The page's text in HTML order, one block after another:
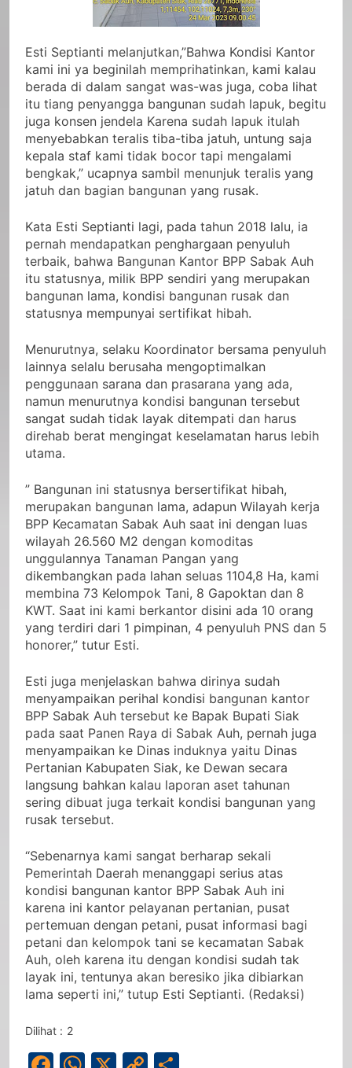
Esti Septianti melanjutkan,”Bahwa Kondisi Kantor
kami ini ya beginilah memprihatinkan, kami kalau
berada di dalam sangat was-was juga, coba lihat
itu tiang penyangga bangunan sudah lapuk, begitu
juga konsen jendela Karena sudah lapuk itulah
menyebabkan teralis tiba-tiba jatuh, untung saja
kepala staf kami tidak bocor tapi mengalami
bengkak,” ucapnya sambil menunjuk teralis yang
jatuh dan bagian bangunan yang rusak.
Kata Esti Septianti lagi, pada tahun 2018 lalu, ia
pernah mendapatkan penghargaan penyuluh
terbaik, bahwa Bangunan Kantor BPP Sabak Auh
itu statusnya, milik BPP sendiri yang merupakan
bangunan lama, kondisi bangunan rusak dan
statusnya mempunyai sertifikat hibah.
Menurutnya, selaku Koordinator bersama penyuluh
lainnya selalu berusaha mengoptimalkan
penggunaan sarana dan prasarana yang ada,
namun menurutnya kondisi bangunan tersebut
sangat sudah tidak layak ditempati dan harus
direhab berat mengingat keselamatan harus lebih
utama.
” Bangunan ini statusnya bersertifikat hibah,
merupakan bangunan lama, adapun Wilayah kerja
BPP Kecamatan Sabak Auh saat ini dengan luas
wilayah 26.560 M2 dengan komoditas
unggulannya Tanaman Pangan yang
dikembangkan pada lahan seluas 1104,8 Ha, kami
membina 73 Kelompok Tani, 8 Gapoktan dan 8
KWT. Saat ini kami berkantor disini ada 10 orang
yang terdiri dari 1 pimpinan, 4 penyuluh PNS dan 5
honorer,” tutur Esti.
Esti juga menjelaskan bahwa dirinya sudah
menyampaikan perihal kondisi bangunan kantor
BPP Sabak Auh tersebut ke Bapak Bupati Siak
pada saat Panen Raya di Sabak Auh, pernah juga
menyampaikan ke Dinas induknya yaitu Dinas
Pertanian Kabupaten Siak, ke Dewan secara
langsung bahkan kalau laporan aset tahunan
sering dibuat juga terkait kondisi bangunan yang
rusak tersebut.
“Sebenarnya kami sangat berharap sekali
Pemerintah Daerah menanggapi serius atas
kondisi bangunan kantor BPP Sabak Auh ini
karena ini kantor pelayanan pertanian, pusat
pertemuan dengan petani, pusat informasi bagi
petani dan kelompok tani se kecamatan Sabak
Auh, oleh karena itu dengan kondisi sudah tak
layak ini, tentunya akan beresiko jika dibiarkan
lama seperti ini,” tutup Esti Septianti. (Redaksi)
Dilihat : 2